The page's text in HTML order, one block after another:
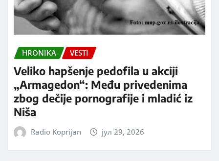
HRONIKA VESTI
Veliko hapšenje pedofila u akciji
„Armagedon“: Među privedenima
zbog dečije pornografije i mladić iz
Niša
Radio Koprijan јул 29, 2026